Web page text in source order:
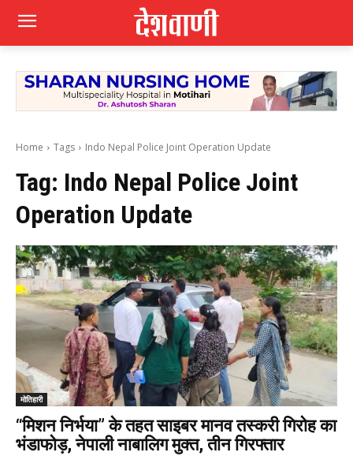
Home Tags Indo Nepal Police Joint Operation Update
Tag: Indo Nepal Police Joint
Operation Update
मोतिहारी
“मिशन निर्भया” के तहत साइबर मानव तस्करी गिरोह का
भंडाफोड़, नेपाली नाबालिग मुक्त, तीन गिरफ्तार